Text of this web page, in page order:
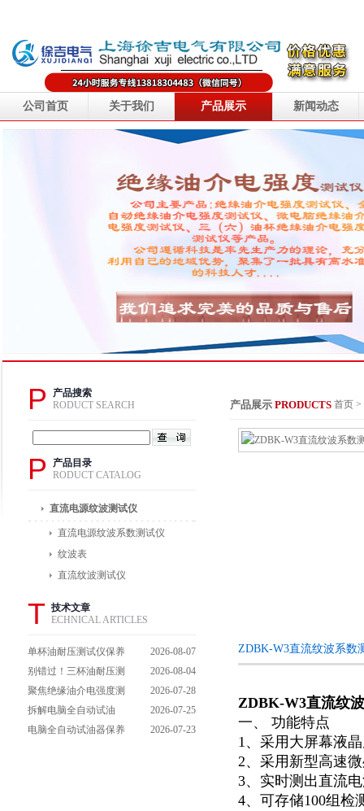
公司首页 关于我们 产品展示 新闻动态
P
产品搜索
RODUCT SEARCH
P
产品目录
RODUCT CATALOG
直流电源纹波测试仪
直流电源纹波系数测试仪
纹波表
直流纹波测试仪
T 技术文章
ECHNICAL ARTICLES
单杯油耐压测试仪保养
避坑指南：细节做到
位，设备不闹脾气
2026-08-07
别错过！三杯油耐压测
试仪操作流程全解析，
一步到位不踩坑
2026-08-04
聚焦绝缘油介电强度测
试仪：那些决定检测效
能的关键特点
2026-07-28
拆解电脑全自动试油
器：核心组成部件，藏
2026-07-25
电脑全自动试油器保养
2026-07-23
产品展示 PRODUCTS 首页 >
ZDBK-W3直流纹波系数
ZDBK-W3直流纹
一、 功能特点
1、采用大屏幕液
2、采用新型高速
3、实时测出直流
4、可存储100组检